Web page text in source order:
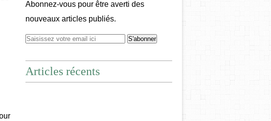
Abonnez-vous pour être averti des
nouveaux articles publiés.
Articles récents